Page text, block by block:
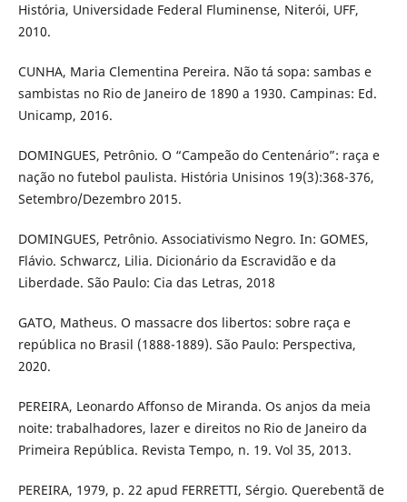
História, Universidade Federal Fluminense, Niterói, UFF,
2010.
CUNHA, Maria Clementina Pereira. Não tá sopa: sambas e
sambistas no Rio de Janeiro de 1890 a 1930. Campinas: Ed.
Unicamp, 2016.
DOMINGUES, Petrônio. O “Campeão do Centenário”: raça e
nação no futebol paulista. História Unisinos 19(3):368-376,
Setembro/Dezembro 2015.
DOMINGUES, Petrônio. Associativismo Negro. In: GOMES,
Flávio. Schwarcz, Lilia. Dicionário da Escravidão e da
Liberdade. São Paulo: Cia das Letras, 2018
GATO, Matheus. O massacre dos libertos: sobre raça e
república no Brasil (1888-1889). São Paulo: Perspectiva,
2020.
PEREIRA, Leonardo Affonso de Miranda. Os anjos da meia
noite: trabalhadores, lazer e direitos no Rio de Janeiro da
Primeira República. Revista Tempo, n. 19. Vol 35, 2013.
PEREIRA, 1979, p. 22 apud FERRETTI, Sérgio. Querebentã de